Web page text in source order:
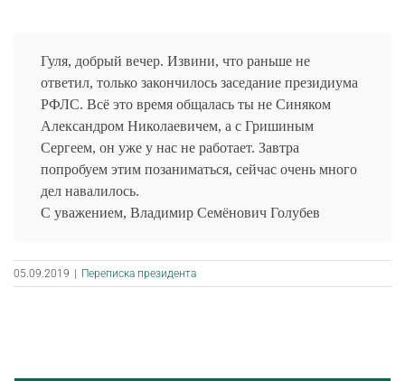
Гуля, добрый вечер. Извини, что раньше не
ответил, только закончилось заседание президиума
РФЛС. Всё это время общалась ты не Синяком
Александром Николаевичем, а с Гришиным
Сергеем, он уже у нас не работает. Завтра
попробуем этим позаниматься, сейчас очень много
дел навалилось.
С уважением, Владимир Семёнович Голубев
05.09.2019 Переписка президента